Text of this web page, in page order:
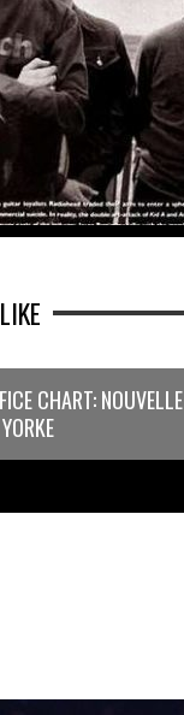
CHART: NOUVELLE